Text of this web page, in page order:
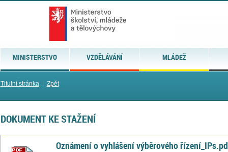
MINISTERSTVO VZDĚLÁVÁNÍ MLÁDEŽ
Titulní stránka| Zpět
DOKUMENT KE STAŽENÍ
Oznámení o vyhlášení výběrového